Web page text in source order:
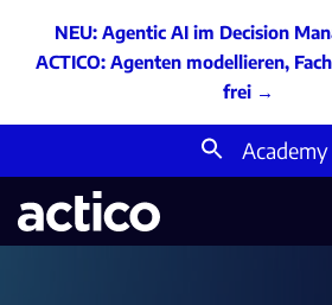
NEU: Agentic AI im Decision
ACTICO: Agenten modellieren,
frei→
Search
for:
Academy